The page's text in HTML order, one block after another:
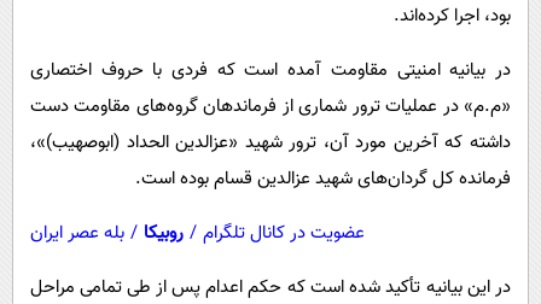
بین الملل
اجتماعی
بود، اجرا کرده‌اند.
در بیانیه امنیتی مقاومت آمده است که فردی با حروف اختصاری
«م.م» در عملیات ترور شماری از فرماندهان گروه‌های مقاومت دست
داشته که آخرین مورد آن، ترور شهید «عزالدین الحداد (ابوصهیب)»،
فرمانده کل گردان‌های شهید عزالدین قسام بوده است.
عضویت در کانال تلگرام / روبیکا / بله عصر ایران
در این بیانیه تأکید شده است که حکم اعدام پس از طی تمامی مراحل